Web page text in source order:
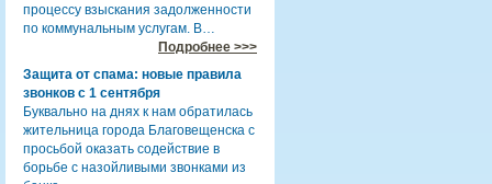
процессу взыскания задолженности
по коммунальным услугам. В…
Подробнее >>>
Защита от спама: новые правила
звонков с 1 сентября
Буквально на днях к нам обратилась
жительница города Благовещенска с
просьбой оказать содействие в
борьбе с назойливыми звонками из